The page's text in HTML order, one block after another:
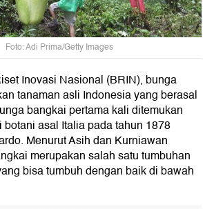
Foto: Adi Prima/Getty Images
Inovasi Nasional (BRIN), bunga
tanaman asli Indonesia yang berasal
bangkai pertama kali ditemukan
asal Italia pada tahun 1878
Menurut Asih dan Kurniawan
merupakan salah satu tumbuhan
bisa tumbuh dengan baik di bawah